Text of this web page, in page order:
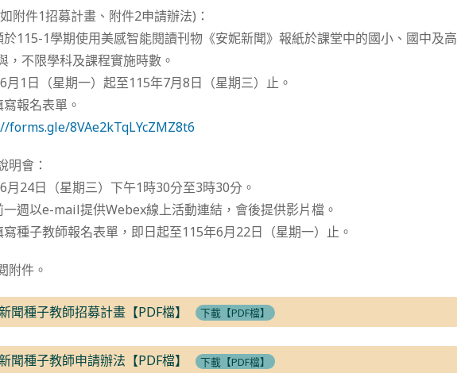
附件1招募計畫、附件2申請辦法)：
115-1學期使用美感智能閱讀刊物《安妮新聞》報紙於課堂中的國小、國中及高
，不限學科及課程實施時數。
月1日（星期一）起至115年7月8日（星期三）止。
報名表單。
forms.gle/8VAe2kTqLYcZMZ8t6
明會：
月24日（星期三）下午1時30分至3時30分。
週以e-mail提供Webex線上活動連結，會後提供影片檔。
種子教師報名表單，即日起至115年6月22日（星期一）止。
附件。
聞種子教師招募計畫【PDF檔】 下載【PDF檔】
聞種子教師申請辦法【PDF檔】 下載【PDF檔】